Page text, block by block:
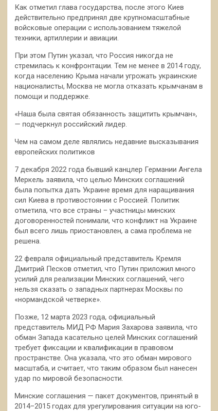
Как отметил глава государства, после этого Киев
действительно предпринял две крупномасштабные
войсковые операции с использованием тяжелой
техники, артиллерии и авиации.
При этом Путин указал, что Россия никогда не
стремилась к конфронтации. Тем не менее в 2014 году,
когда населению Крыма начали угрожать украинские
националисты, Москва не могла отказать крымчанам в
помощи и поддержке.
«Наша была святая обязанность защитить крымчан»,
— подчеркнул российский лидер.
Чем на самом деле являлись недавние высказывания
европейских политиков
7 декабря 2022 года бывший канцлер Германии Ангела
Меркель заявила, что целью Минских соглашений
была попытка дать Украине время для наращивания
сил Киева в противостоянии с Россией. Политик
отметила, что все страны – участницы минских
договоренностей понимали, что конфликт на Украине
был всего лишь приостановлен, а сама проблема не
решена.
22 февраля официальный представитель Кремля
Дмитрий Песков отметил, что Путин приложил много
усилий для реализации Минских соглашений, чего
нельзя сказать о западных партнерах Москвы по
«нормандской четверке».
Позже, 12 марта 2023 года, официальный
представитель МИД РФ Мария Захарова заявила, что
обман Запада касательно целей Минских соглашений
требует фиксации и квалификации в правовом
пространстве. Она указала, что это обман мирового
масштаба, и считает, что таким образом был нанесен
удар по мировой безопасности.
Минские соглашения — пакет документов, принятый в
2014–2015 годах для урегулирования ситуации на юго-